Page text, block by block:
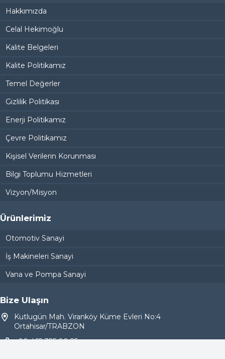
Hakkımızda
Celal Hekimoğlu
Kalite Belgeleri
Kalite Politikamız
Temel Değerler
Gizlilik Politikası
Enerji Politikamız
Çevre Politikamız
Kişisel Verilerin Korunması
Bilgi Toplumu Hizmetleri
Vizyon/Misyon
Ürünlerimiz
Otomotiv Sanayi
İş Makineleri Sanayi
Vana ve Pompa Sanayi
Bize Ulaşın
Kutlugün Mah. Viranköy Küme Evleri No:4
Ortahisar/TRABZON
+90 462 325 00 25